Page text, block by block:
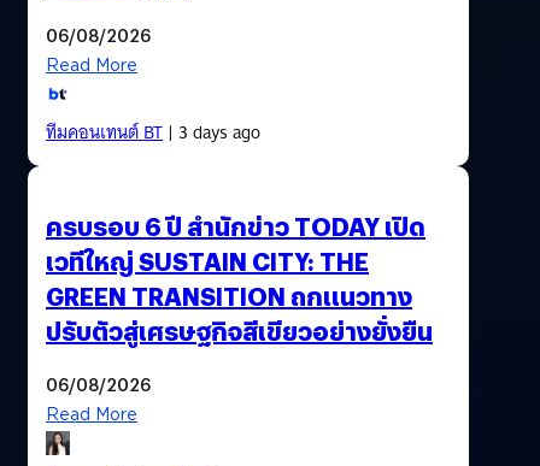
06/08/2026
Read More
ทีมคอนเทนต์ BT| 3 days ago
ครบรอบ 6 ปี สำนักข่าว TODAY เปิด
เวทีใหญ่ SUSTAIN CITY: THE
GREEN TRANSITION ถกแนวทาง
ปรับตัวสู่เศรษฐกิจสีเขียวอย่างยั่งยืน
06/08/2026
Read More